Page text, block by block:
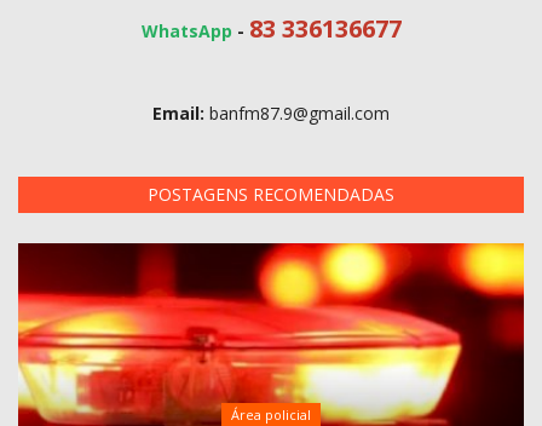
WhatsApp - 83 336136677
Email: banfm87.9@gmail.com
POSTAGENS RECOMENDADAS
Área policial